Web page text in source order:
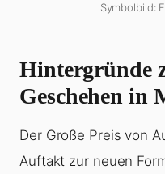
Symbolbild:
Hintergründe
Geschehen in
Der Große Preis von
Auftakt zur neuen